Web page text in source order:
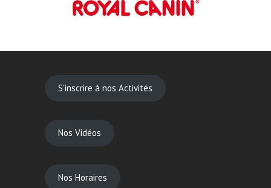
S'inscrire à nos Activités
Nos Vidéos
Nos Horaires